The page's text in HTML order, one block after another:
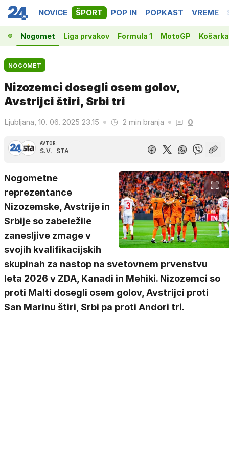
NOVICE ŠPORT POP IN POPKAST VREME
Nogomet Liga prvakov Formula 1 MotoGP Košarka
NOGOMET
Nizozemci dosegli osem golov,
Avstrijci štiri, Srbi tri
Ljubljana, 10. 06. 2025 23.15 2 min branja 0
AVTOR:
S.V. STA
Nogometne
reprezentance
Nizozemske, Avstrije in
Srbije so zabeležile
zanesljive zmage v
svojih kvalifikacijskih
skupinah za nastop na svetovnem prvenstvu
leta 2026 v ZDA, Kanadi in Mehiki. Nizozemci so
proti Malti dosegli osem golov, Avstrijci proti
San Marinu štiri, Srbi pa proti Andori tri.